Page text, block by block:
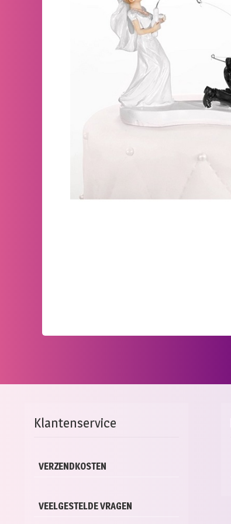
Klantenservice
VERZENDKOSTEN
VEELGESTELDE VRAGEN